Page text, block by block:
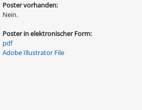
Poster vorhanden:
Nein.
Poster in elektronischer Form:
pdf
Adobe Illustrator File